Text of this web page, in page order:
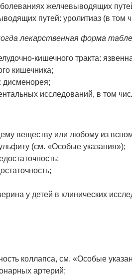
желчевыводящих
путей: уролитиаз (в том
лекарственная форма
кишечного тракта:
кишечника;
дисменорея;
исследований, в том
веществу или любому из
(см. «Особые указания»);
у детей в клинических
коллапса, см. «Особые
артерий;